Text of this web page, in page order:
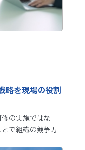
略を現場の役割
の実施ではな
で組織の競争力